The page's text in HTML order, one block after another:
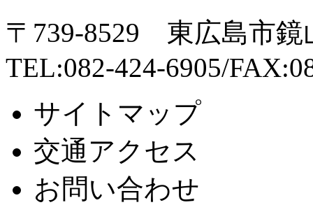
〒739-8529 東広島市鏡
TEL:082-424-6905/
サイトマップ
交通 アクセス
お問い合わせ